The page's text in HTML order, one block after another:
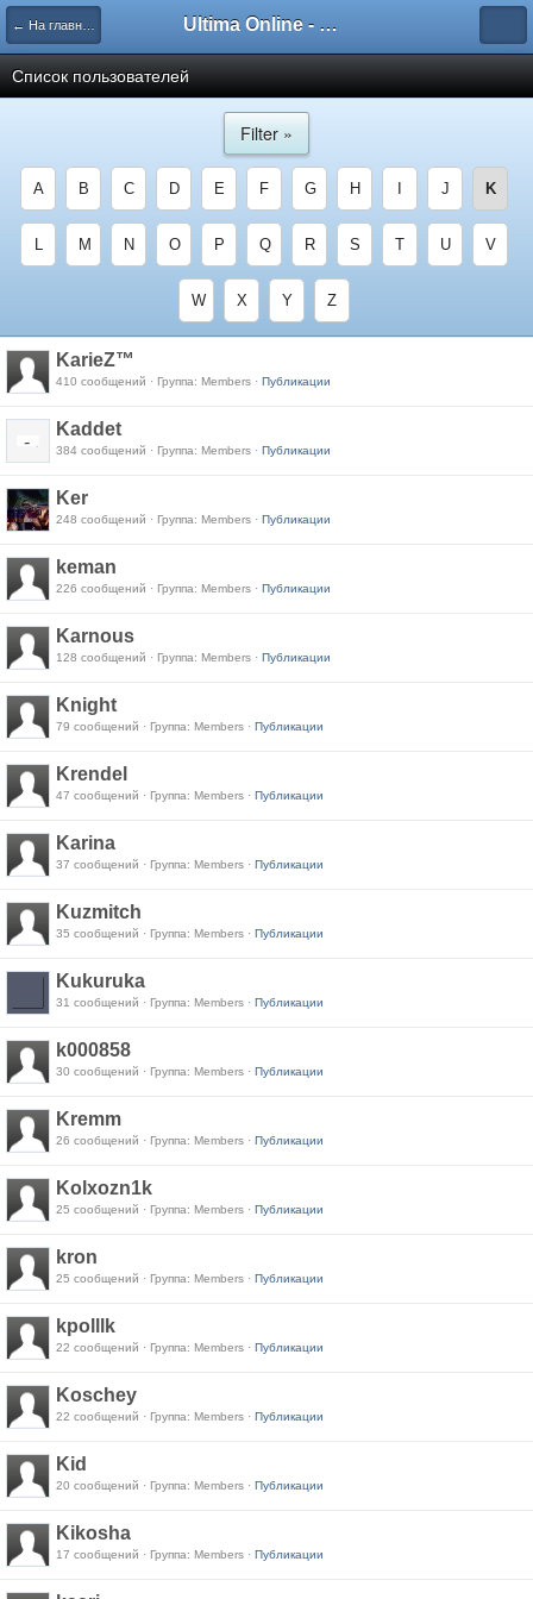
← На главную Ultima Online - Форум Русского сообщества игры
Список пользователей
Filter »
A B C D E F G H J K
L M N O P Q R S T U V
W X Y Z
KarieZ™
410 сообщений · Группа: Members · Публикации
Kaddet
384 сообщений · Группа: Members · Публикации
Ker
248 сообщений · Группа: Members · Публикации
keman
226 сообщений · Группа: Members · Публикации
Karnous
128 сообщений · Группа: Members · Публикации
Knight
79 сообщений · Группа: Members · Публикации
Krendel
47 сообщений · Группа: Members · Публикации
Karina
37 сообщений · Группа: Members · Публикации
Kuzmitch
35 сообщений · Группа: Members · Публикации
Kukuruka
31 сообщений · Группа: Members · Публикации
k000858
30 сообщений · Группа: Members · Публикации
Kremm
26 сообщений · Группа: Members · Публикации
Kolxozn1k
25 сообщений · Группа: Members · Публикации
kron
25 сообщений · Группа: Members · Публикации
kpolllk
22 сообщений · Группа: Members · Публикации
Koschey
22 сообщений · Группа: Members · Публикации
Kid
20 сообщений · Группа: Members · Публикации
Kikosha
17 сообщений · Группа: Members · Публикации